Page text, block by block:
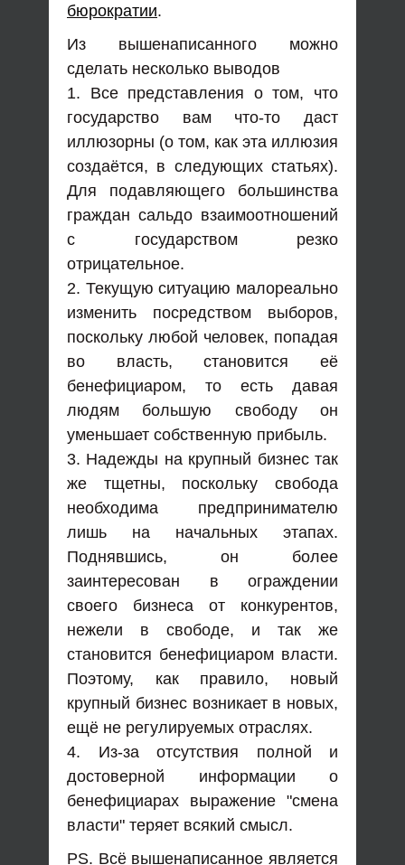
бюрократии.
Из вышенаписанного можно
сделать несколько выводов
1. Все представления о том, что
государство вам что-то даст
иллюзорны (о том, как эта иллюзия
создаётся, в следующих статьях).
Для подавляющего большинства
граждан сальдо взаимоотношений
с государством резко
отрицательное.
2. Текущую ситуацию малореально
изменить посредством выборов,
поскольку любой человек, попадая
во власть, становится её
бенефициаром, то есть давая
людям большую свободу он
уменьшает собственную прибыль.
3. Надежды на крупный бизнес так
же тщетны, поскольку свобода
необходима предпринимателю
лишь на начальных этапах.
Поднявшись, он более
заинтересован в ограждении
своего бизнеса от конкурентов,
нежели в свободе, и так же
становится бенефициаром власти.
Поэтому, как правило, новый
крупный бизнес возникает в новых,
ещё не регулируемых отраслях.
4. Из-за отсутствия полной и
достоверной информации о
бенефициарах выражение "смена
власти" теряет всякий смысл.
PS. Всё вышенаписанное является